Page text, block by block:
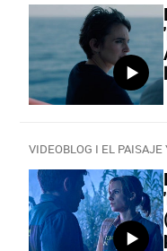
VIDEOBLOG I EL PAISAJE